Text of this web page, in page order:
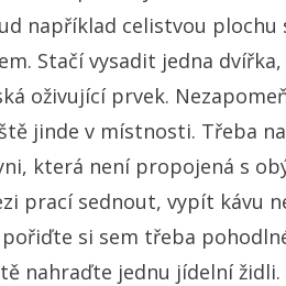
například celistvou plochu
Stačí vysadit jedna
oživující prvek.
jinde v místnosti. Třeba
která není propojená s
prací sednout, vypít kávu
si sem třeba
nahraďte jednu jídelní židli.